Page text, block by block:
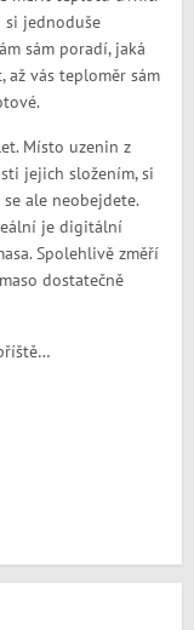
si jednoduše
sám poradí, jaká
vás teploměr sám
Místo uzenin z
jejich složením, si
ale neobejdete.
je digitální
Spolehlivě změří
dostatečně